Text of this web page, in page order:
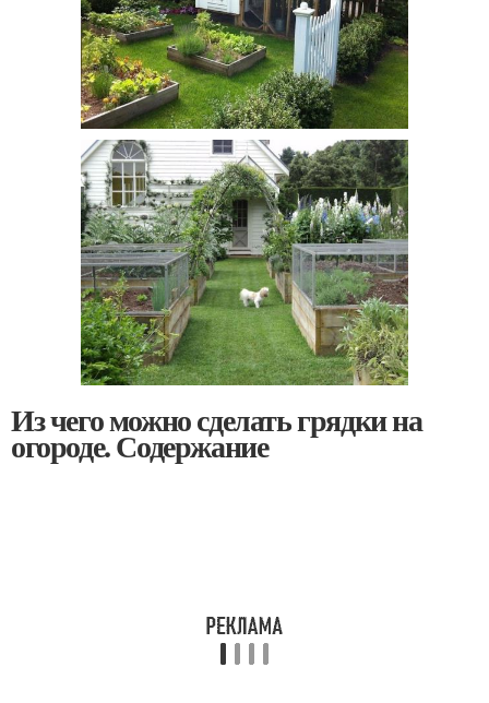
Из чего можно сделать грядки на
огороде. Содержание